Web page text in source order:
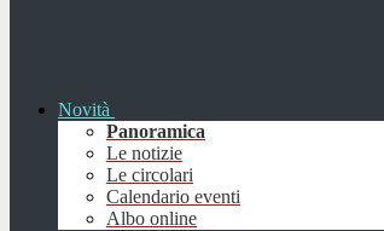
Novità
Panoramica
Le notizie
Le circolari
Calendario eventi
Albo online